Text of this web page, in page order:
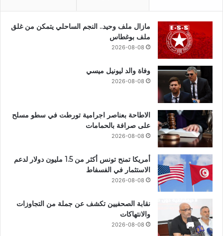
مازال ملف وحيد.. النجم الساحلي يتمكن من غلق
ملف بوغطاس
2026-08-08
وفاة والد ليونيل ميسي
2026-08-08
الاطاحة بعناصر اجرامية تورطت في سطو مسلح
على صرافة بالحمامات
2026-08-08
أمريكا تمنح تونس أكثر من 1.5 مليون دولار لدعم
الاستثمار في الفسفاط
2026-08-08
نقابة الصحفيين تكشف عن جملة من التجاوزات
والانتهاكات
2026-08-08